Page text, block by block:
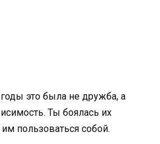
это была не дружба, а
Ты боялась их
пользоваться собой.